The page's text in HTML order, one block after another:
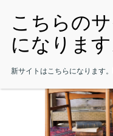
新サイトはこちらになります。